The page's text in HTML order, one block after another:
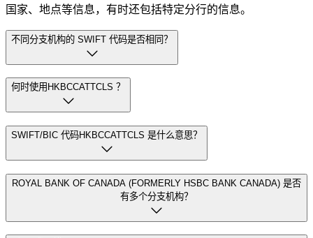
国家、地点等信息，有时还包括特定分行的信息。
不同分支机构的 SWIFT 代码是否相同？
何时使用HKBCCATTCLS ？
SWIFT/BIC 代码HKBCCATTCLS 是什么意思？
ROYAL BANK OF CANADA (FORMERLY HSBC BANK CANADA) 是否
有多个分支机构？